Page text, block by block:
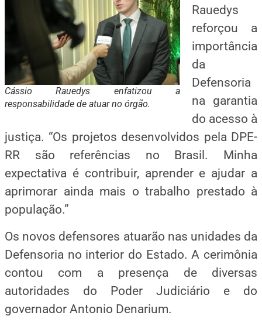
Cássio Rauedys enfatizou a
responsabilidade de atuar no órgão.
Rauedys
reforçou a
importância
da
Defensoria
na garantia
do acesso à
justiça. “Os projetos desenvolvidos pela DPE-
RR são referências no Brasil. Minha
expectativa é contribuir, aprender e ajudar a
aprimorar ainda mais o trabalho prestado à
população.”
Os novos defensores atuarão nas unidades da
Defensoria no interior do Estado. A cerimônia
contou com a presença de diversas
autoridades do Poder Judiciário e do
governador Antonio Denarium.